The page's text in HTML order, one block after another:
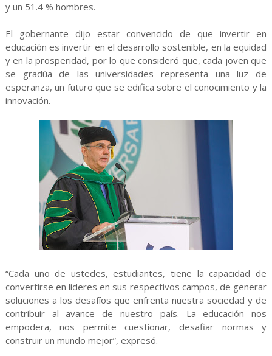
y un 51.4 % hombres.
El gobernante dijo estar convencido de que invertir en
educación es invertir en el desarrollo sostenible, en la equidad
y en la prosperidad, por lo que consideró que, cada joven que
se gradúa de las universidades representa una luz de
esperanza, un futuro que se edifica sobre el conocimiento y la
innovación.
“Cada uno de ustedes, estudiantes, tiene la capacidad de
convertirse en líderes en sus respectivos campos, de generar
soluciones a los desafíos que enfrenta nuestra sociedad y de
contribuir al avance de nuestro país. La educación nos
empodera, nos permite cuestionar, desafiar normas y
construir un mundo mejor”, expresó.